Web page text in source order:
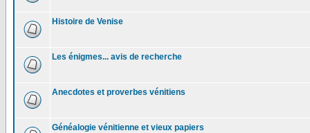
Histoire de Venise
Les énigmes... avis de recherche
Anecdotes et proverbes vénitiens
Généalogie vénitienne et vieux papiers